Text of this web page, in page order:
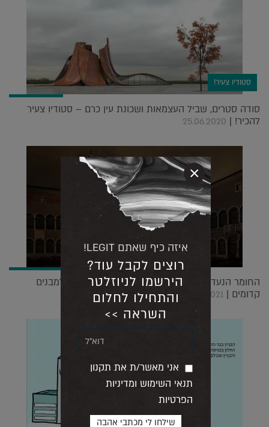
סטודיו צעיר!
סודה סטרים, שביל העצמאות ושכונת עין כרם – סטודיו צעיר
להכיר! | 25.06.2020
החומר הנעדר: האמן האיטלקי שנותן חיים חדשים למבנים
קדומים | 11.10.2021
איזה כיף שאתם LEGIT!
רוצים לקבל עוד?
הירשמו לניוזלטר
והתחילו לחלום
השראה >>
אני מאשר/ת את תקנון
תנאי השימוש ומדיניות
הפרטיות
×